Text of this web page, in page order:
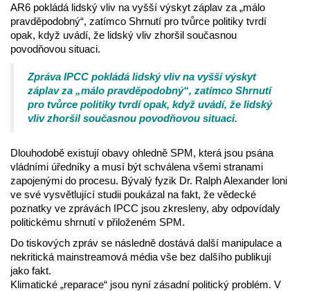
AR6 pokládá lidský vliv na vyšší výskyt záplav za „málo
pravděpodobný“, zatímco Shrnutí pro tvůrce politiky tvrdí
opak, když uvádí, že lidský vliv zhoršil současnou
povodňovou situaci.
Zpráva IPCC pokládá lidský vliv na vyšší výskyt
záplav za „málo pravděpodobný“, zatímco Shrnutí
pro tvůrce politiky tvrdí opak, když uvádí, že lidský
vliv zhoršil současnou povodňovou situaci.
Dlouhodobě existují obavy ohledně SPM, která jsou psána
vládními úředníky a musí být schválena všemi stranami
zapojenými do procesu. Bývalý fyzik Dr. Ralph Alexander loni
ve své vysvětlující studii poukázal na fakt, že vědecké
poznatky ve zprávách IPCC jsou zkresleny, aby odpovídaly
politickému shrnutí v přiloženém SPM.
Do tiskových zpráv se následně dostává další manipulace a
nekritická mainstreamová média vše bez dalšího publikují
jako fakt.
Klimatické „reparace“ jsou nyní zásadní politický problém. V